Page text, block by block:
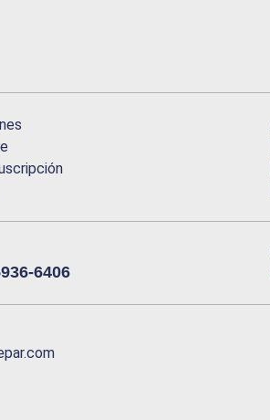
6406